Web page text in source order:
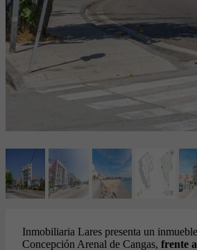
Inmobiliaria Lares presenta un
Concepción Arenal de Cangas, frente